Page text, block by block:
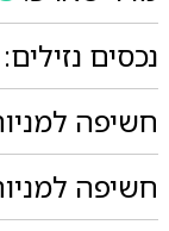
נכסים נזילים:
חשיפה
חשיפה